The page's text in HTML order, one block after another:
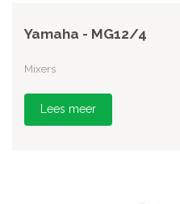
Yamaha - MG12/4
Mixers
Lees meer